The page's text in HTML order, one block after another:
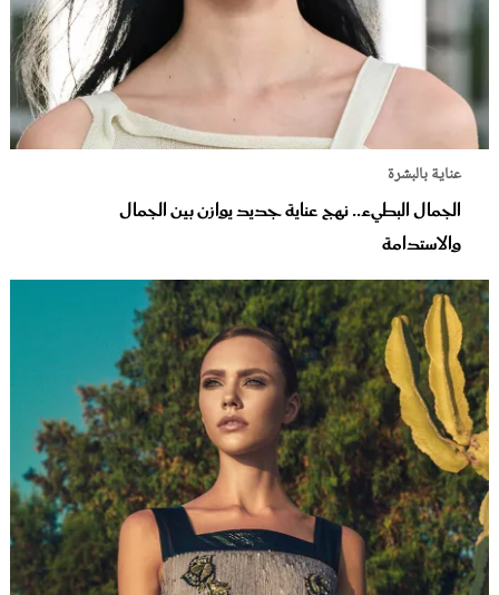
عناية بالبشرة
الجمال البطيء.. نهج عناية جديد يوازن بين الجمال
والاستدامة